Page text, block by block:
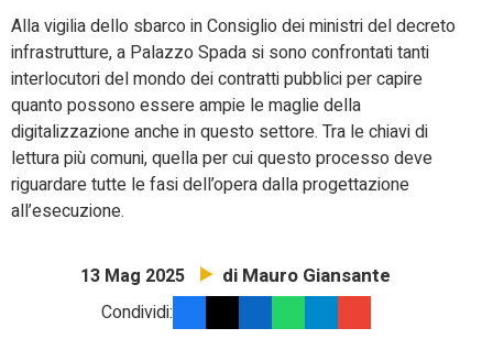
Alla vigilia dello sbarco in Consiglio dei ministri del decreto
infrastrutture, a Palazzo Spada si sono confrontati tanti
interlocutori del mondo dei contratti pubblici per capire
quanto possono essere ampie le maglie della
digitalizzazione anche in questo settore. Tra le chiavi di
lettura più comuni, quella per cui questo processo deve
riguardare tutte le fasi dell’opera dalla progettazione
all’esecuzione.
13 Mag 2025 di Mauro Giansante
Condividi: